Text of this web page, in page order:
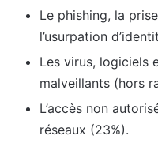
Le phishing, la
l’usurpation
Les virus, logiciels
malveillants (hors
L’accès non
réseaux (23%).